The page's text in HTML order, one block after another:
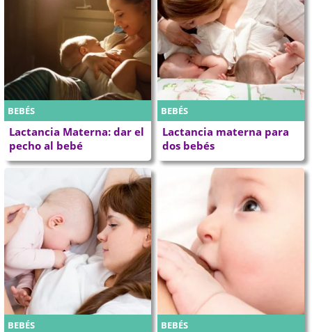
BEBÉS
Lactancia Materna: dar el
pecho al bebé
BEBÉS
Lactancia materna para
dos bebés
BEBÉS BEBÉS